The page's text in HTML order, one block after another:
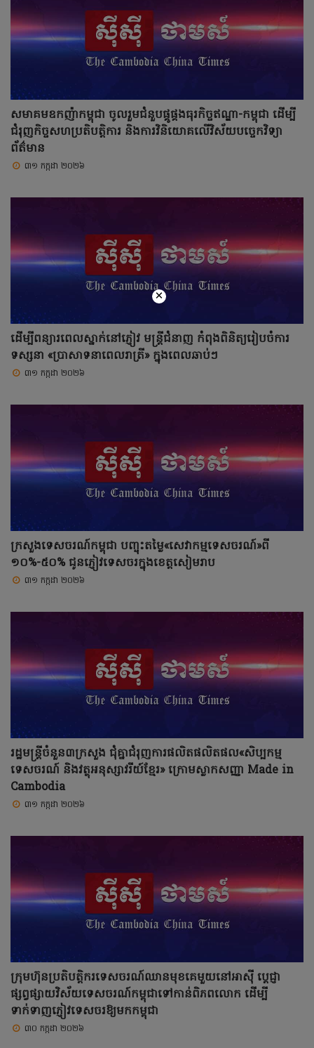
សមាគមឧកញ៉ាកម្ពុជា ចូលរួមជំនួបផ្គូផ្គងធុរកិច្ចឥណ្ឌា-កម្ពុជា ដើម្បី
ជំរុញកិច្ចសហប្រតិបត្តិការ និងការវិនិយោគលើវិស័យបច្ចេកវិទ្យា
ព័ត៌មាន
៣១ កក្កដា ២០២៦
ដើម្បីពន្យារពេលស្នាក់នៅភ្ញៀវ មន្ត្រីជំនាញ កំពុងពិនិត្យរៀបចំការ
ទស្សនា «ប្រាសាទនាពេលរាត្រី» ក្នុងពេលឆាប់ៗ
៣១ កក្កដា ២០២៦
ក្រសួងទេសចរណ៍កម្ពុជា បញ្ចុះតម្លៃ«សេវាកម្មទេសចរណ៍»ពី
១០%-៥០% ជូនភ្ញៀវទេសចរក្នុងខេត្តសៀមរាប
៣១ កក្កដា ២០២៦
រដ្ឋមន្ត្រីចំនួន៣ក្រសួង ជុំគ្នាជំរុញការផលិតផលិតផល«សិប្បកម្ម
ទេសចរណ៍ និងវត្ថុអនុស្សាវរីយ៍ខ្មែរ» ក្រោមស្លាកសញ្ញា Made in
Cambodia
៣១ កក្កដា ២០២៦
ក្រុមហ៊ុនប្រតិបត្តិករទេសចរណ៍ឈានមុខគេមួយនៅអាស៊ី ប្ដេជ្ញា
ផ្សព្វផ្សាយវិស័យទេសចរណ៍កម្ពុជាទៅកាន់ពិភពលោក ដើម្បី
ទាក់ទាញភ្ញៀវទេសចរឱ្យមកកម្ពុជា
៣០ កក្កដា ២០២៦
×